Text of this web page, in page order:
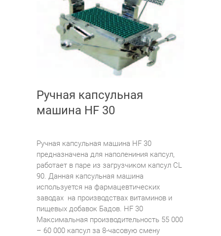
Ручная капсульная
машина HF 30
Ручная капсульная машина HF 30
предназначена для наполениния капсул,
работает в паре из загрузчиком капсул CL
90. Данная капсульная машина
используется на фармацевтических
заводах на производствах витаминов и
пищевых добавок Бадов. HF 30
Максимальная производительность 55 000
– 60 000 капсул за 8-часовую смену